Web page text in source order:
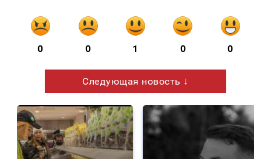
0 0 1 0 0
Следующая новость ↓